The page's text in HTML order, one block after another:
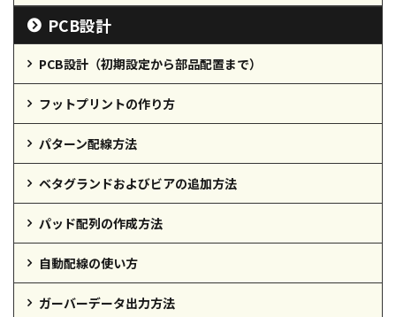
PCB設計
PCB設計（初期設定から部品配置まで）
フットプリントの作り方
パターン配線方法
ベタグランドおよびビアの追加方法
パッド配列の作成方法
自動配線の使い方
ガーバーデータ出力方法